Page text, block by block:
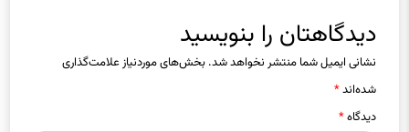
نشانی ایمیل شما منتشر نخواهد شد.بخش‌های موردنیاز علامت‌گذاری
شده‌اند*
دیدگاه*